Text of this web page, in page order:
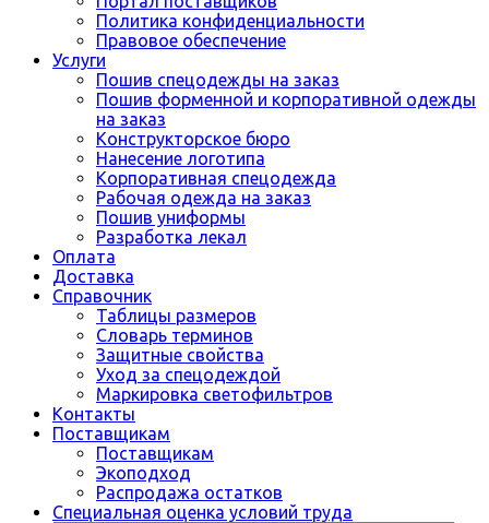
Политика конфиденциальности
Правовое обеспечение
Услуги
Пошив спецодежды на заказ
Пошив форменной и корпоративной одежды
на заказ
Конструкторское бюро
Нанесение логотипа
Корпоративная спецодежда
Рабочая одежда на заказ
Пошив униформы
Разработка лекал
Оплата
Доставка
Справочник
Таблицы размеров
Словарь терминов
Защитные свойства
Уход за спецодеждой
Маркировка светофильтров
Контакты
Поставщикам
Поставщикам
Экоподход
Распродажа остатков
Специальная оценка условий труда